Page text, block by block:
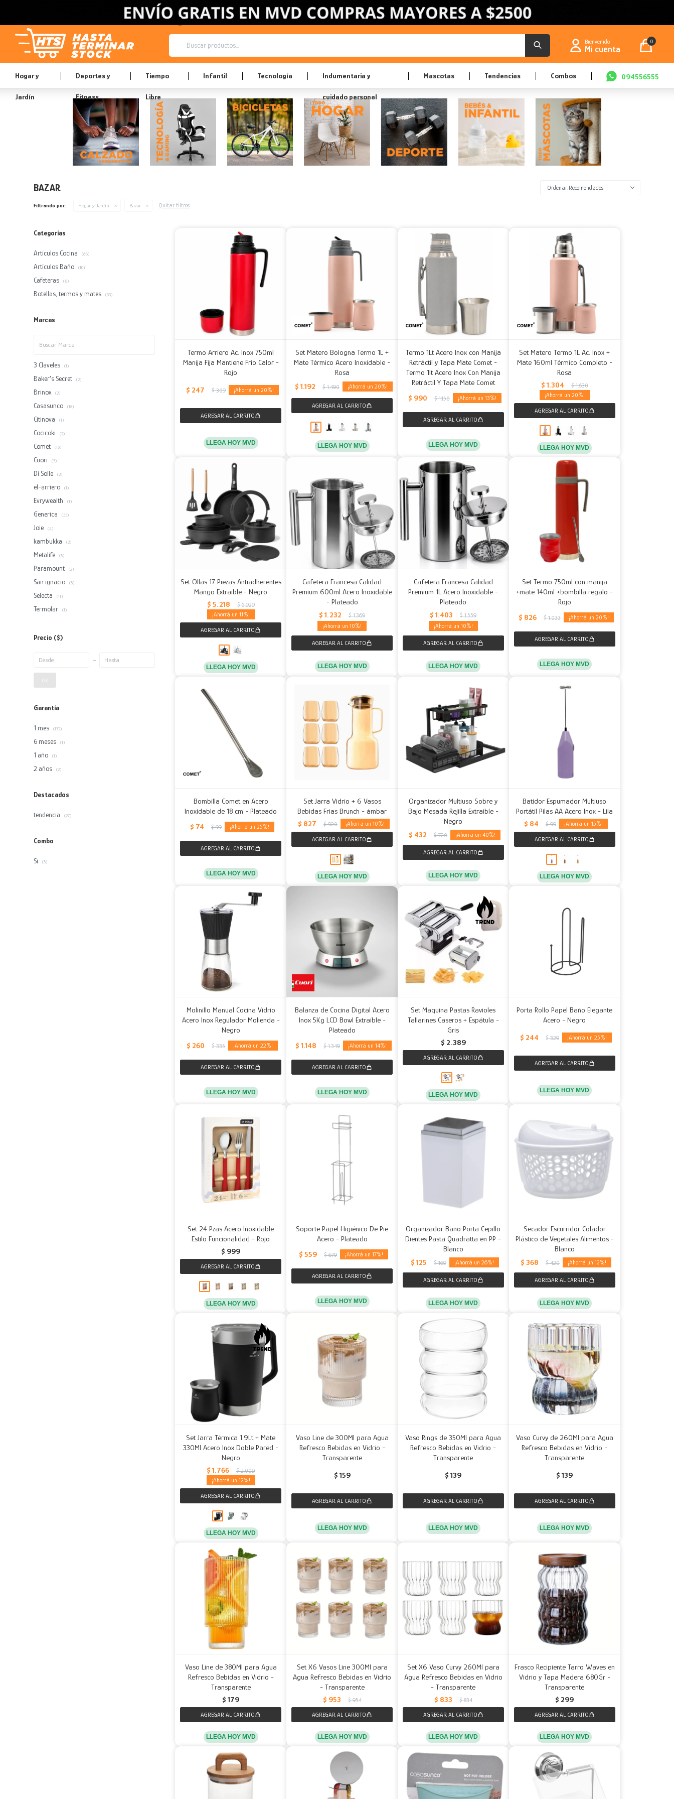
Hogar y
Jardín
Deportes y
Fitness
Tiempo
Libre
Infantil Tecnología Indumentaria y
cuidado personal
Mascotas Tendencias Combos 094556555
0
BAZAR Recomendados
Filtrando por: Hogar y Jardín Bazar Quitar filtros
Termo Arriero Ac. Inox 750ml
Manija Fija Mantiene Frío Calor -
Rojo
$ 247 $ 309 20
LLEGA HOY MVD
Set Matero Bologna Termo 1L +
Mate Térmico Acero Inoxidable -
Rosa
$ 1.192 $ 1.490 20
LLEGA HOY MVD
Termo 1Lt Acero Inox con Manija
Retráctil y Tapa Mate Comet -
Termo 1lt Acero Inox Con Manija
Retráctil Y Tapa Mate Comet
$ 990 $ 1.150 13
LLEGA HOY MVD
Set Matero Termo 1L Ac. Inox +
Mate 160ml Térmico Completo -
Rosa
$ 1.304 $ 1.630
20
LLEGA HOY MVD
Set Ollas 17 Piezas Antiadherentes
Mango Extraible - Negro
$ 5.218 $ 5.929
11
LLEGA HOY MVD
Cafetera Francesa Calidad
Premium 600ml Acero Inoxidable
- Plateado
$ 1.232 $ 1.369
10
LLEGA HOY MVD
Cafetera Francesa Calidad
Premium 1L Acero Inoxidable -
Plateado
$ 1.403 $ 1.559
10
LLEGA HOY MVD
Set Termo 750ml con manija
+mate 140ml +bombilla regalo -
Rojo
$ 826 $ 1.033 20
LLEGA HOY MVD
Bombilla Comet en Acero
Inoxidable de 18 cm - Plateado
$ 74 $ 99 25
LLEGA HOY MVD
Set Jarra Vidrio + 6 Vasos
Bebidas Frias Brunch - ámbar
$ 827 $ 920 10
LLEGA HOY MVD
Organizador Multiuso Sobre y
Bajo Mesada Rejilla Extraíble -
Negro
$ 432 $ 720 40
LLEGA HOY MVD
Batidor Espumador Multiuso
Portátil Pilas AA Acero Inox - Lila
$ 84 $ 99 15
LLEGA HOY MVD
Molinillo Manual Cocina Vidrio
Acero Inox Regulador Molienda -
Negro
$ 260 $ 335 22
LLEGA HOY MVD
Balanza de Cocina Digital Acero
Inox 5Kg LCD Bowl Extraíble -
Plateado
$ 1.148 $ 1.349 14
LLEGA HOY MVD
Set Maquina Pastas Ravioles
Tallarines Caseros + Espátula -
Gris
$ 2.389
LLEGA HOY MVD
Porta Rollo Papel Baño Elegante
Acero - Negro
$ 244 $ 329 25
LLEGA HOY MVD
Set 24 Pzas Acero Inoxidable
Estilo Funcionalidad - Rojo
$ 999
LLEGA HOY MVD
Soporte Papel Higiénico De Pie
Acero - Plateado
$ 559 $ 679 17
LLEGA HOY MVD
Organizador Baño Porta Cepillo
Dientes Pasta Quadratta en PP -
Blanco
$ 125 $ 169 26
LLEGA HOY MVD
Secador Escurridor Colador
Plástico de Vegetales Alimentos -
Blanco
$ 368 $ 420 12
LLEGA HOY MVD
Set Jarra Térmica 1.9Lt + Mate
330Ml Acero Inox Doble Pared -
Negro
$ 1.766 $ 2.009
12
LLEGA HOY MVD
Vaso Line de 300Ml para Agua
Refresco Bebidas en Vidrio -
Transparente
$ 159
LLEGA HOY MVD
Vaso Rings de 350Ml para Agua
Refresco Bebidas en Vidrio -
Transparente
$ 139
LLEGA HOY MVD
Vaso Curvy de 260Ml para Agua
Refresco Bebidas en Vidrio -
Transparente
$ 139
LLEGA HOY MVD
Vaso Line de 380Ml para Agua
Refresco Bebidas en Vidrio -
Transparente
$ 179
LLEGA HOY MVD
Set X6 Vasos Line 300Ml para
Agua Refresco Bebidas en Vidrio
- Transparente
$ 953 $ 954
LLEGA HOY MVD
Set X6 Vaso Curvy 260Ml para
Agua Refresco Bebidas en Vidrio
- Transparente
$ 833 $ 834
LLEGA HOY MVD
Frasco Recipiente Tarro Waves en
Vidrio y Tapa Madera 680Gr -
Transparente
$ 299
LLEGA HOY MVD
Categorías
Artículos Cocina (86)
Artículos Baño (10)
Cafeteras (6)
Botellas, termos y mates (33)
Marcas
3 Claveles (1)
Baker's Secret (2)
Brinox (2)
Casasunco (18)
Citinova (1)
Cocicoki (2)
Comet (18)
Cuori (3)
Di Solle (2)
el-arriero (1)
Evrywealth (1)
Generica (55)
Joie (4)
kambukka (2)
Metalife (5)
Paramount (2)
San ignacio (5)
Selecta (11)
Termolar (1)
Precio ($)
Garantía
1 mes (132)
6 meses (1)
1 año (1)
2 años (2)
Destacados
tendencia (27)
Combo
Si (5)